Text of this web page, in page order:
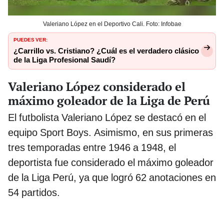
Valeriano López en el Deportivo Cali. Foto: Infobae
PUEDES VER:
¿Carrillo vs. Cristiano? ¿Cuál es el verdadero clásico
de la Liga Profesional Saudí?
Valeriano López considerado el
máximo goleador de la Liga de Perú
El futbolista Valeriano López se destacó en el
equipo Sport Boys. Asimismo, en sus primeras
tres temporadas entre 1946 a 1948, el
deportista fue considerado el máximo goleador
de la Liga Perú, ya que logró 62 anotaciones en
54 partidos.